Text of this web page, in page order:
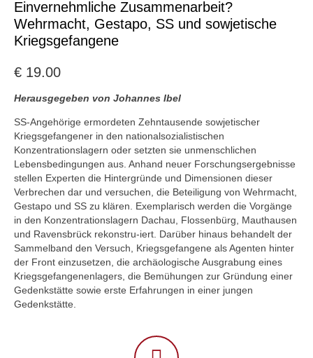
Einvernehmliche Zusammenarbeit?
Wehrmacht, Gestapo, SS und sowjetische
Kriegsgefangene
€ 19.00
Herausgegeben von Johannes Ibel
SS-Angehörige ermordeten Zehntausende sowjetischer
Kriegsgefangener in den nationalsozialistischen
Konzentrationslagern oder setzten sie unmenschlichen
Lebensbedingungen aus. Anhand neuer Forschungsergebnisse
stellen Experten die Hintergründe und Dimensionen dieser
Verbrechen dar und versuchen, die Beteiligung von Wehrmacht,
Gestapo und SS zu klären. Exemplarisch werden die Vorgänge
in den Konzentrationslagern Dachau, Flossenbürg, Mauthausen
und Ravensbrück rekonstru-iert. Darüber hinaus behandelt der
Sammelband den Versuch, Kriegsgefangene als Agenten hinter
der Front einzusetzen, die archäologische Ausgrabung eines
Kriegsgefangenenlagers, die Bemühungen zur Gründung einer
Gedenkstätte sowie erste Erfahrungen in einer jungen
Gedenkstätte.